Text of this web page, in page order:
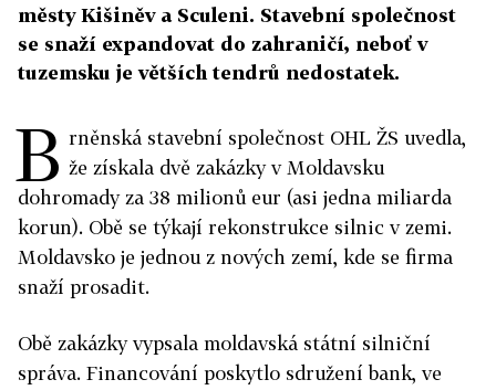
městy Kišiněv a Sculeni. Stavební společnost
se snaží expandovat do zahraničí, neboť v
tuzemsku je větších tendrů nedostatek.
B rněnská stavební společnost OHL ŽS uvedla,
že získala dvě zakázky v Moldavsku
dohromady za 38 milionů eur (asi jedna miliarda
korun). Obě se týkají rekonstrukce silnic v zemi.
Moldavsko je jednou z nových zemí, kde se firma
snaží prosadit.
Obě zakázky vypsala moldavská státní silniční
správa. Financování poskytlo sdružení bank, ve